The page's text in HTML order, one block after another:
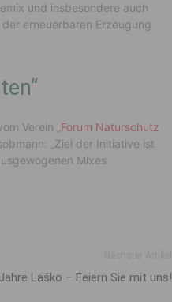
und insbesondere auch
erneuerbaren Erzeugung
Verein „ Forum Naturschutz
„Ziel der Initiative ist
Mixes
Laško – Feiern Sie mit uns!